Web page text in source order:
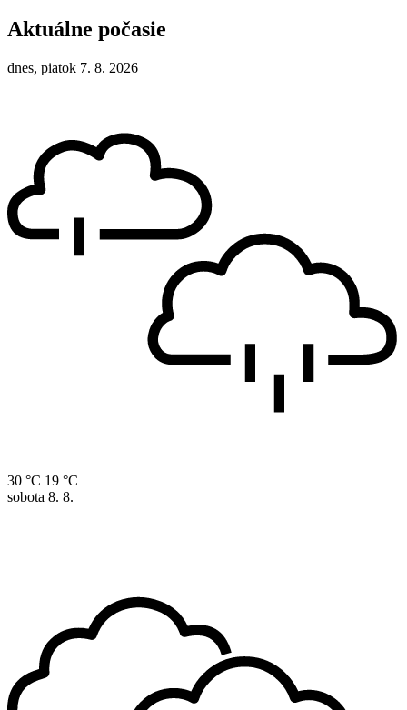
Aktuálne počasie
dnes, piatok 7. 8. 2026
30 °C 19 °C
sobota 8. 8.